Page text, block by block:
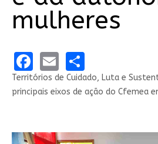
mulheres
Facebook
EmailShare
Territórios de Cuidado, Luta e
principais eixos de ação do Cfemea